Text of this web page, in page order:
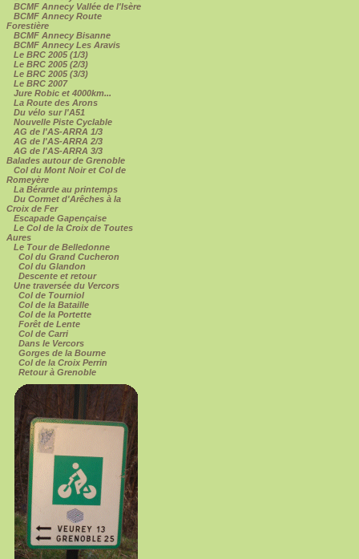
BCMF Annecy Vallée de l'Isère
BCMF Annecy Route
Forestière
BCMF Annecy Bisanne
BCMF Annecy Les Aravis
Le BRC 2005 (1/3)
Le BRC 2005 (2/3)
Le BRC 2005 (3/3)
Le BRC 2007
Jure Robic et 4000km...
La Route des Arons
Du vélo sur l'A51
Nouvelle Piste Cyclable
AG de l'AS-ARRA 1/3
AG de l'AS-ARRA 2/3
AG de l'AS-ARRA 3/3
Balades autour de Grenoble
Col du Mont Noir et Col de
Romeyère
La Bérarde au printemps
Du Cormet d'Arêches à la
Croix de Fer
Escapade Gapençaise
Le Col de la Croix de Toutes
Aures
Le Tour de Belledonne
Col du Grand Cucheron
Col du Glandon
Descente et retour
Une traversée du Vercors
Col de Tourniol
Col de la Bataille
Col de la Portette
Forêt de Lente
Col de Carri
Dans le Vercors
Gorges de la Bourne
Col de la Croix Perrin
Retour à Grenoble